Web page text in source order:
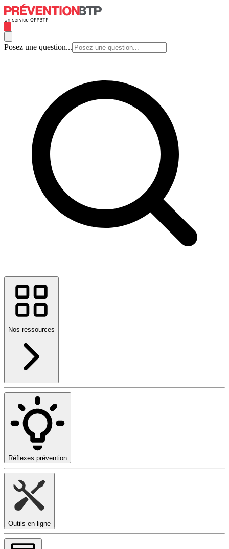
Posez une question...
Nos ressources
Réflexes prévention
Outils en ligne